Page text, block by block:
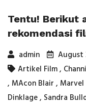
Tentu! Berikut
rekomendasi
admin
August
Artikel Film,
, MAcon Blair ,
Dinklage, Sandra